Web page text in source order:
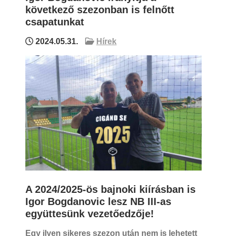
következő szezonban is felnőtt
csapatunkat
2024.05.31. Hírek
A 2024/2025-ös bajnoki kiírásban is
Igor Bogdanovic lesz NB III-as
együttesünk vezetőedzője!
Egy ilyen sikeres szezon után nem is lehetett